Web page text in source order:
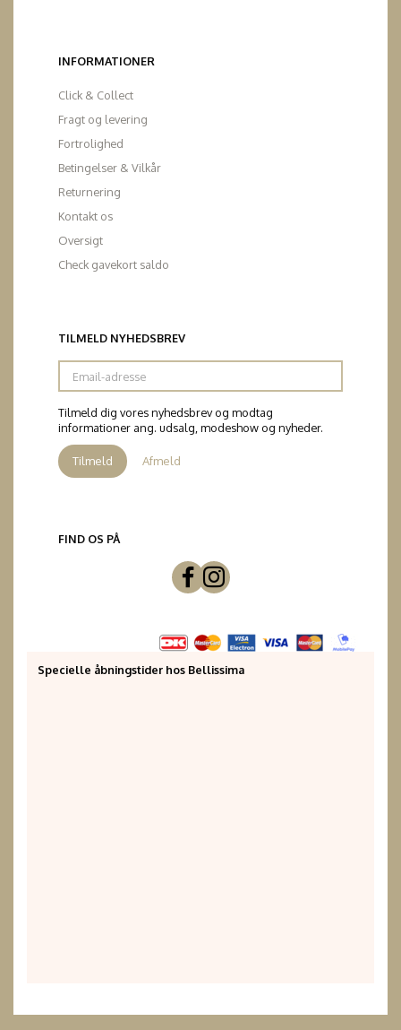
INFORMATIONER
Click & Collect
Fragt og levering
Fortrolighed
Betingelser & Vilkår
Returnering
Kontakt os
Oversigt
Check gavekort saldo
TILMELD NYHEDSBREV
Email-
adresse
Tilmeld dig vores nyhedsbrev og modtag
informationer ang. udsalg, modeshow og nyheder.
Tilmeld Afmeld
FIND OS PÅ
Specielle åbningstider hos Bellissima